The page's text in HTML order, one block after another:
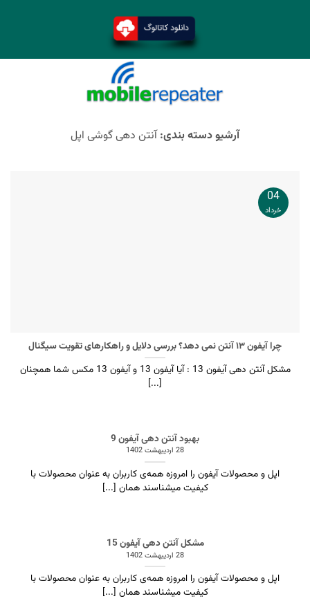
آرشیو دسته بندی:آنتن دهی گوشی اپل
چرا آیفون ۱۳ آنتن نمی دهد؟ بررسی دلایل و راهکارهای تقویت سیگنال
مشکل آنتن دهی آیفون 13 : آیا آیفون 13 و آیفون 13 مکس شما همچنان
[...]
04
خرداد
بهبود آنتن دهی آیفون 9
28 اردیبهشت 1402
اپل و محصولات آیفون را امروزه همه‌ی کاربران به عنوان محصولات با
کیفیت میشناسند همان [...]
مشکل آنتن دهی آیفون 15
28 اردیبهشت 1402
اپل و محصولات آیفون را امروزه همه‌ی کاربران به عنوان محصولات با
کیفیت میشناسند همان [...]